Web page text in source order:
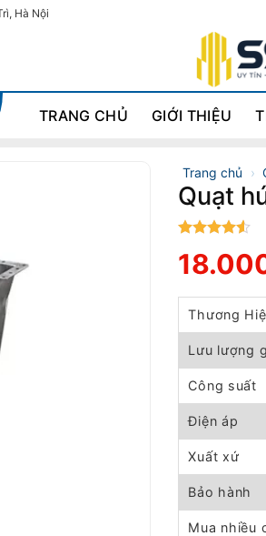
Hà Nội
TRANG CHỦ GIỚI THIỆU
Trang chủ ›
Quạt
4.5
gốc
là:
19.000.000 ₫.
hiện
tại
18.000.000
Thương
Lưu lượng
Công suất
Điện áp
Xuất xứ
Bảo hành
Mua nhiều